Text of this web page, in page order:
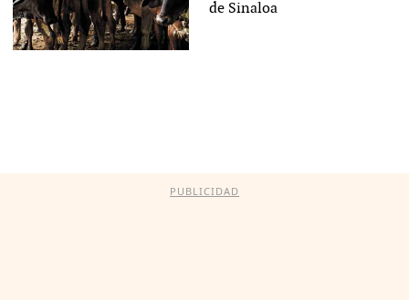
de Sinaloa
PUBLICIDAD